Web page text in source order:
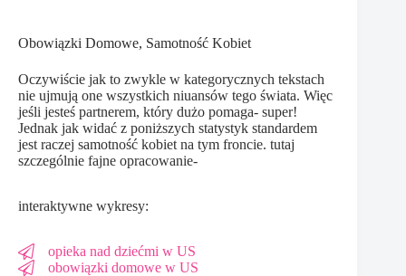
Obowiązki Domowe, Samotność Kobiet
Oczywiście jak to zwykle w kategorycznych tekstach
nie ujmują one wszystkich niuansów tego świata. Więc
jeśli jesteś partnerem, który dużo pomaga- super!
Jednak jak widać z poniższych statystyk standardem
jest raczej samotność kobiet na tym froncie. tutaj
szczególnie fajne opracowanie-
interaktywne wykresy:
opieka nad dziećmi w US
obowiązki domowe w US